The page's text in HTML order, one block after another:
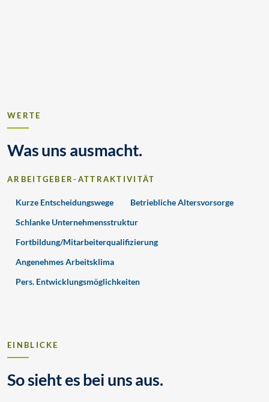
WERTE
Was uns ausmacht.
ARBEITGEBER-ATTRAKTIVITÄT
Kurze Entscheidungswege
Betriebliche Altersvorsorge
Schlanke Unternehmensstruktur
Fortbildung/Mitarbeiterqualifizierung
Angenehmes Arbeitsklima
Pers. Entwicklungsmöglichkeiten
EINBLICKE
So sieht es bei uns aus.